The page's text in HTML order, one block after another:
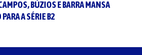
BÚZIOS E BARRA MANSA
A SÉRIE B2